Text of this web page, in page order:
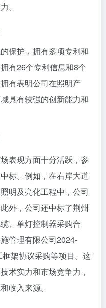
。
保护，拥有多项专利和
有26个专利信息和8个
有表明公司在照明产
具有较强的创新能力和
表现方面十分活跃，参
标。例如，在右岸大道
明及亮化工程中，公司
外，公司还中标了荆州
、单灯控制器采购合
管理有限公司2024-
架协议采购等项目。这
术实力和市场竞争力，
收入来源。